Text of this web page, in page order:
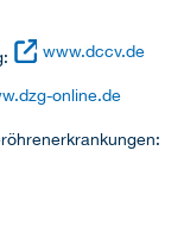
www.dccv.de
online.de